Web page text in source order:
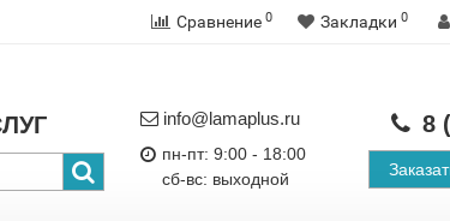
Сравнение 0 Закладки 0
info@lamaplus.ru
пн-пт: 9:00 - 18:00
сб-вс: выходной
8